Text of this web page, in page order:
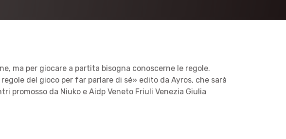
ma per giocare a partita bisogna conoscerne le regole.
del gioco per far parlare di sé» edito da Ayros, che sarà
promosso da Niuko e Aidp Veneto Friuli Venezia Giulia